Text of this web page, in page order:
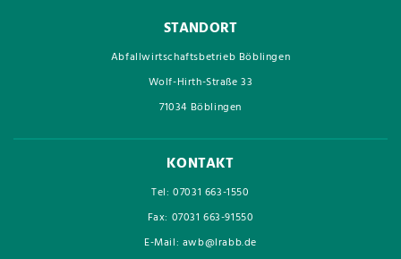
STANDORT
Abfallwirtschaftsbetrieb Böblingen
Wolf-Hirth-Straße 33
71034 Böblingen
KONTAKT
Tel: 07031 663-1550
Fax: 07031 663-91550
E-Mail: awb@lrabb.de